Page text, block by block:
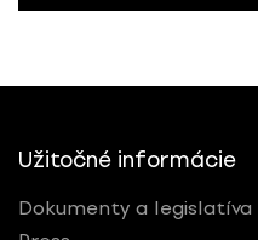
Užitočné informácie
Dokumenty a legislatíva